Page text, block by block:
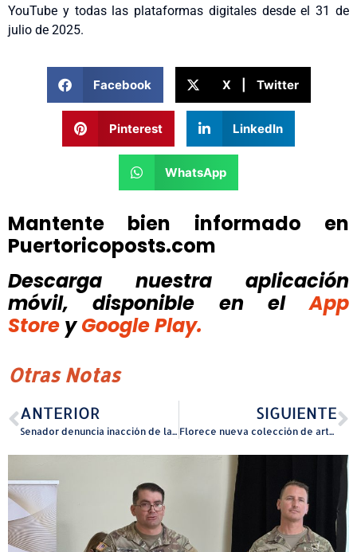
YouTube y todas las plataformas digitales desde el 31 de
julio de 2025.
Facebook X | Twitter
Pinterest LinkedIn
WhatsApp
Mantente bien informado en
Puertoricoposts.com
Descarga nuestra aplicación
móvil, disponible
en el
App
Store y Google Play.
Otras Notas
ANTERIOR
Senador denuncia inacción de la AAA ante interrupciones de agua en varios sectores de San Juan
SIGUIENTE
Florece nueva colección de arte afrodescendiente en Puerto Rico